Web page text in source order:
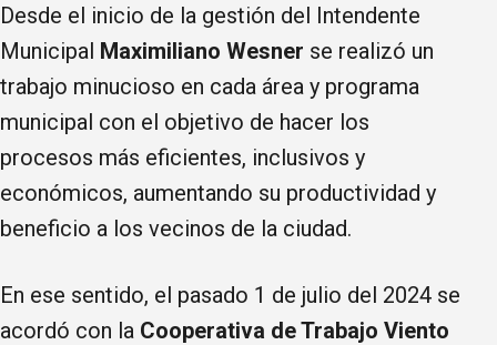
Desde el inicio de la gestión del Intendente
Municipal Maximiliano Wesner se realizó un
trabajo minucioso en cada área y programa
municipal con el objetivo de hacer los
procesos más eficientes, inclusivos y
económicos, aumentando su productividad y
beneficio a los vecinos de la ciudad.
En ese sentido, el pasado 1 de julio del 2024 se
acordó con la Cooperativa de Trabajo Viento